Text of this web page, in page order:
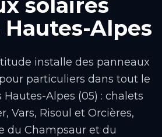
Hautes-Alpes
installe des panneaux
particuliers dans tout le
Alpes (05) : chalets
Vars, Risoul et Orcières,
du Champsaur et du